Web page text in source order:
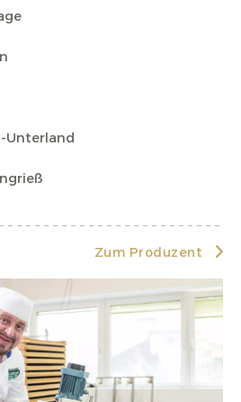
Unterland
Zum Produzent